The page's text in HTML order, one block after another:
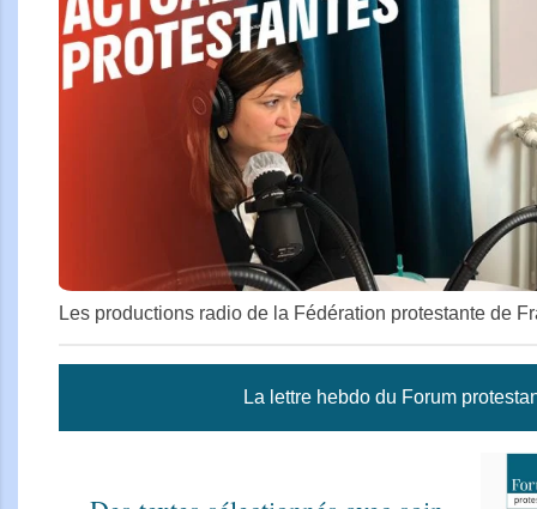
Les productions radio de la Fédération protestante de
La lettre hebdo du Forum